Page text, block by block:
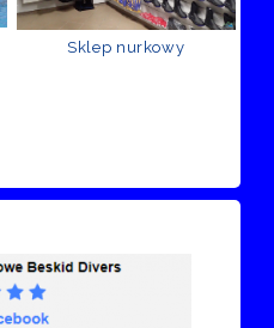
Sklep nurkowy